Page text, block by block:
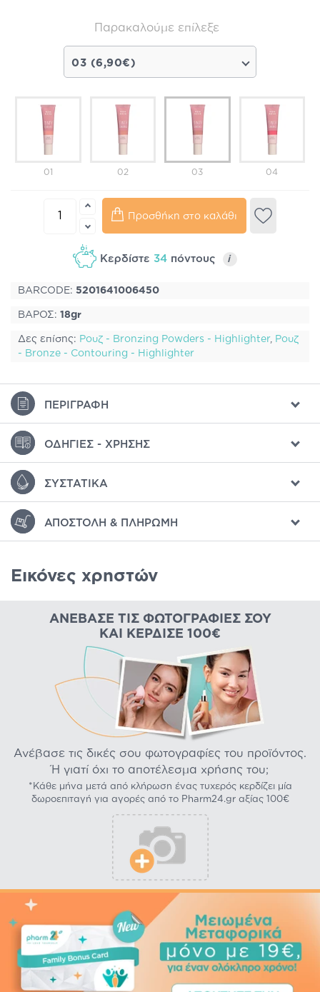
Παρακαλούμε επίλεξε
03 (6,90€)
01 02 03 04
Προσθήκη στο καλάθι
Κερδίστε 34πόντους i
BARCODE: 5201641006450
ΒΑΡΟΣ: 18gr
Δες επίσης: Ρουζ - Bronzing Powders - Highlighter, Ρουζ
- Bronze - Contouring - Highlighter
ΠΕΡΙΓΡΑΦΉ
ΟΔΗΓΊΕΣ - ΧΡΉΣΗΣ
ΣΥΣΤΑΤΙΚΆ
ΑΠΟΣΤΟΛΉ & ΠΛΗΡΩΜΉ
Εικόνες χρηστών
ΑΝΈΒΑΣΕ ΤΙΣ ΦΩΤΟΓΡΑΦΊΕΣ ΣΟΥ
ΚΑΙ ΚΈΡΔΙΣΕ 100€
Ανέβασε τις δικές σου φωτογραφίες του προϊόντος.
Ή γιατί όχι το αποτέλεσμα χρήσης του;
*Κάθε μήνα μετά από κλήρωση ένας τυχερός κερδίζει μία
δωροεπιταγή για αγορές από το Pharm24.gr αξίας 100€